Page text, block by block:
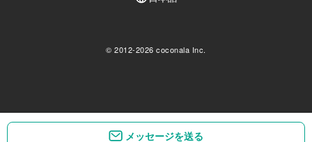
メッセージを送る
メッセージを送る